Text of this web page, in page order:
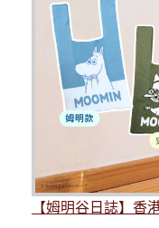
【姆明谷日誌】